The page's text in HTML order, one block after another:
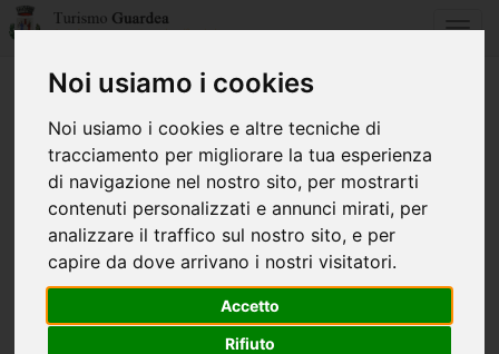
Noi usiamo i cookies
Noi usiamo i cookies e altre tecniche di
tracciamento per migliorare la tua esperienza
di navigazione nel nostro sito, per mostrarti
contenuti personalizzati e annunci mirati, per
analizzare il traffico sul nostro sito, e per
capire da dove arrivano i nostri visitatori.
Accetto
Rifiuto
Home Galleria fotografica